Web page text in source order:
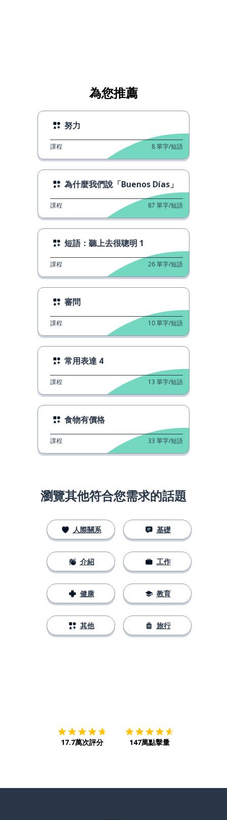
為您推薦
努力
課程 8單字/短語
為什麼我們說「Buenos Días」
課程 87 單字/短語
短語：聽上去很聰明 1
課程 26單字/短語
審問
課程 10單字/短語
常用表達 4
課程 13 單字/短語
食物有價格
課程 33 單字/短語
瀏覽其他符合您需求的話題
人際關系
介紹
健康
其他
基礎
工作
教育
旅行
17.7萬次評分 147萬點擊量